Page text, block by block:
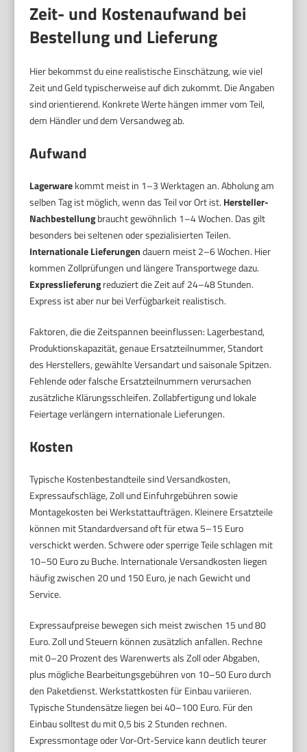
Zeit- und Kostenaufwand bei
Bestellung und Lieferung
Hier bekommst du eine realistische Einschätzung, wie viel
Zeit und Geld typischerweise auf dich zukommt. Die Angaben
sind orientierend. Konkrete Werte hängen immer vom Teil,
dem Händler und dem Versandweg ab.
Aufwand
Lagerwarekommt meist in 1–3 Werktagen an. Abholung am
selben Tag ist möglich, wenn das Teil vor Ort ist. Hersteller-
Nachbestellungbraucht gewöhnlich 1–4 Wochen. Das gilt
besonders bei seltenen oder spezialisierten Teilen.
Internationale Lieferungendauern meist 2–6 Wochen. Hier
kommen Zollprüfungen und längere Transportwege dazu.
Expresslieferungreduziert die Zeit auf 24–48 Stunden.
Express ist aber nur bei Verfügbarkeit realistisch.
Faktoren, die die Zeitspannen beeinflussen: Lagerbestand,
Produktionskapazität, genaue Ersatzteilnummer, Standort
des Herstellers, gewählte Versandart und saisonale Spitzen.
Fehlende oder falsche Ersatzteilnummern verursachen
zusätzliche Klärungsschleifen. Zollabfertigung und lokale
Feiertage verlängern internationale Lieferungen.
Kosten
Typische Kostenbestandteile sind Versandkosten,
Expressaufschläge, Zoll und Einfuhrgebühren sowie
Montagekosten bei Werkstattaufträgen. Kleinere Ersatzteile
können mit Standardversand oft für etwa 5–15 Euro
verschickt werden. Schwere oder sperrige Teile schlagen mit
10–50 Euro zu Buche. Internationale Versandkosten liegen
häufig zwischen 20 und 150 Euro, je nach Gewicht und
Service.
Expressaufpreise bewegen sich meist zwischen 15 und 80
Euro. Zoll und Steuern können zusätzlich anfallen. Rechne
mit 0–20 Prozent des Warenwerts als Zoll oder Abgaben,
plus mögliche Bearbeitungsgebühren von 10–50 Euro durch
den Paketdienst. Werkstattkosten für Einbau variieren.
Typische Stundensätze liegen bei 40–100 Euro. Für den
Einbau solltest du mit 0,5 bis 2 Stunden rechnen.
Expressmontage oder Vor-Ort-Service kann deutlich teurer